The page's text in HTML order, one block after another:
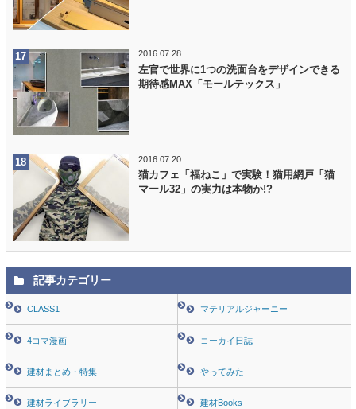
2016.07.28
左官で世界に1つの洗面台をデザインできる
期待感MAX「モールテックス」
2016.07.20
猫カフェ「福ねこ」で実験！猫用網戸「猫
マール32」の実力は本物か!?
記事カテゴリー
CLASS1 マテリアルジャーニー
4コマ漫画 コーカイ日誌
建材まとめ・特集 やってみた
建材ライブラリー 建材Books